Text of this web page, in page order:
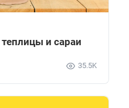
теплицы и сараи
35.5K